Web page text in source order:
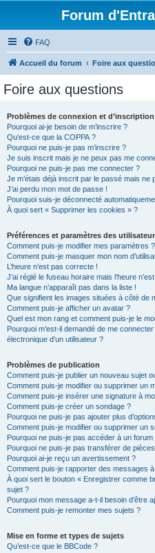
Forum
FAQ
Accueil du forum Foire aux
Foire aux questions
Problèmes de connexion et d’inscription
Pourquoi ai-je besoin de m’inscrire ?
Qu’est-ce que la COPPA ?
Pourquoi ne puis-je pas m’inscrire ?
Je suis inscrit mais je ne peux pas me
Pourquoi ne puis-je pas me connecter ?
Je m’étais déjà inscrit par le passé mais
J’ai perdu mon mot de passe !
Pourquoi suis-je déconnecté
À quoi sert « Supprimer les cookies » ?
Préférences et paramètres des
Comment puis-je modifier mes paramètres ?
Comment puis-je masquer mon nom
L’heure n’est pas correcte !
J’ai réglé le fuseau horaire mais l’heure
Ma langue n’apparaît pas dans la liste !
Que signifient les images situées à côté de
Comment puis-je afficher un avatar ?
Quel est mon rang et comment puis-je le
Pourquoi m’est-il demandé de me
électronique d’un utilisateur ?
Problèmes de publication
Comment puis-je publier un nouveau sujet
Comment puis-je modifier ou supprimer un
Comment puis-je insérer une signature à
Comment puis-je créer un sondage ?
Pourquoi ne puis-je pas ajouter plus
Comment puis-je modifier ou supprimer un
Pourquoi ne puis-je pas accéder à un forum
Pourquoi ne puis-je pas transférer de
Pourquoi ai-je reçu un avertissement ?
Comment puis-je rapporter des messages
À quoi sert le bouton « Enregistrer comme
sujet ?
Pourquoi mon message a-t-il besoin d’être
Comment puis-je remonter mes sujets ?
Mise en forme et types de sujets
Qu’est-ce que le BBCode ?